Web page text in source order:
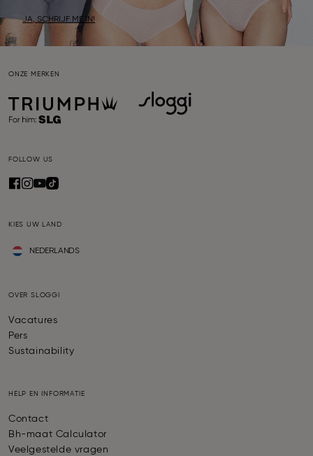
JA, SCHRIJF ME IN!
ONZE MERKEN
FOLLOW US
KIES UW LAND
NEDERLANDS
OVER SLOGGI
Vacatures
Pers
Sustainability
HELP EN INFORMATIE
Contact
Bh-maat Calculator
Veelgestelde vragen